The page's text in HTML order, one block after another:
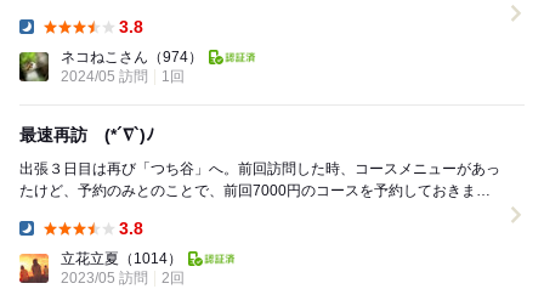
3.8
ネコねこさん （974）
2024/05 訪問
1回
最速再訪 (*´∇`)ﾉ
出張３日目は再び「つち谷」へ。前回訪問した時、コースメニューがあっ
たけど、予約のみとのことで、前回7000円のコースを予約しておきまし
3.8
立花立夏 （1014）
2023/05 訪問
2回